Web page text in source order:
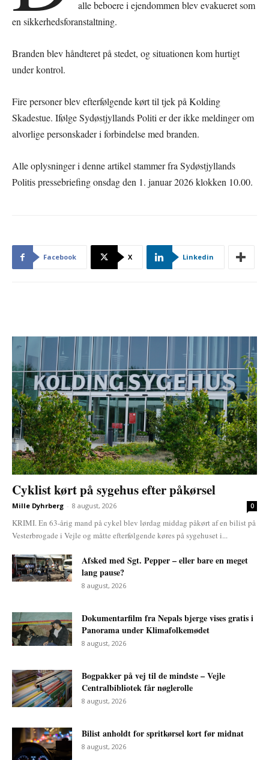
alle beboere i ejendommen blev evakueret som
en sikkerhedsforanstaltning.
Branden blev håndteret på stedet, og situationen kom hurtigt
under kontrol.
Fire personer blev efterfølgende kørt til tjek på Kolding
Skadestue. Ifølge Sydøstjyllands Politi er der ikke meldinger om
alvorlige personskader i forbindelse med branden.
Alle oplysninger i denne artikel stammer fra Sydøstjyllands
Politis pressebriefing onsdag den 1. januar 2026 klokken 10.00.
Facebook X Linkedin
Cyklist kørt på sygehus efter påkørsel
Mille Dyhrberg - 8 august, 2026 0
KRIMI. En 63-årig mand på cykel blev lørdag middag påkørt af en bilist på
Vesterbrogade i Vejle og måtte efterfølgende køres på sygehuset i...
Afsked med Sgt. Pepper – eller bare en meget
lang pause?
8 august, 2026
Dokumentarfilm fra Nepals bjerge vises gratis i
Panorama under Klimafolkemødet
8 august, 2026
Bogpakker på vej til de mindste – Vejle
Centralbibliotek får nøglerolle
8 august, 2026
Bilist anholdt for spritkørsel kort før midnat
8 august, 2026